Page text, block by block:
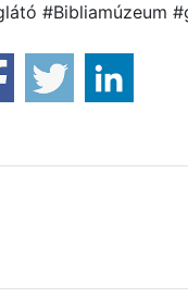
#Bibliamúzeum